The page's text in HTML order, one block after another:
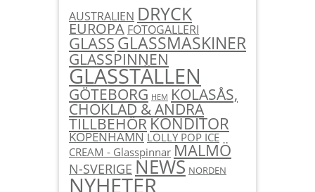
AUSTRALIEN DRYCK
EUROPA FOTOGALLERI
GLASSGLASSMASKINER
GLASSPINNEN
GLASSTÄLLEN
GÖTEBORG HEM KOLASÅS,
CHOKLAD & ANDRA
TILLBEHÖRKONDITOR
KÖPENHAMN LOLLY POP ICE
CREAM - Glasspinnar MALMÖ
N-SVERIGE NEWS NORDEN
NYHETER